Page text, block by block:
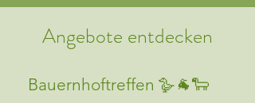
Angebote entdecken
Bauernhoftreffen 🪿🐐🐑